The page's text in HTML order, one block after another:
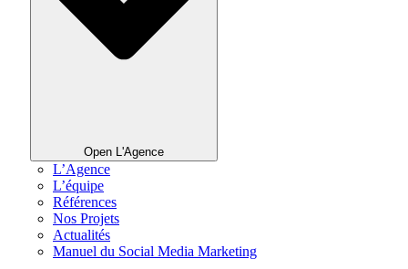
Open L'Agence
L’Agence
L’équipe
Références
Nos Projets
Actualités
Manuel du Social Media Marketing